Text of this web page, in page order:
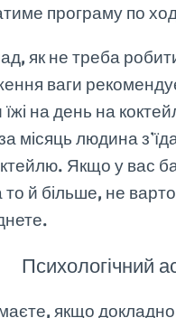
програму по
як не треба
ваги
на день на
місяць людина
Якщо у вас
то й більше, не
Психологічний
якщо